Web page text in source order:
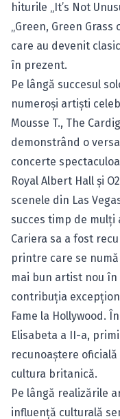
hiturile „It’s Not
„Green, Green Grass
care au devenit
în prezent.
Pe lângă succesul
numeroși artiști
Mousse T., The
demonstrând o
concerte
Royal Albert Hall și
scenele din Las
succes timp de mulți
Cariera sa a fost
printre care se
mai bun artist nou în
contribuția
Fame la Hollywood.
Elisabeta a II-a,
recunoaștere
cultura britanică.
Pe lângă realizările
influență culturală